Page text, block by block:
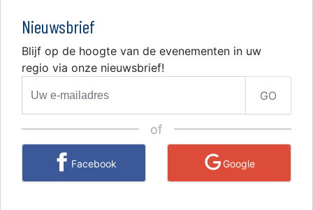
Nieuwsbrief
Blijf op de hoogte van de evenementen in uw
regio via onze nieuwsbrief!
GO
of
Facebook Google